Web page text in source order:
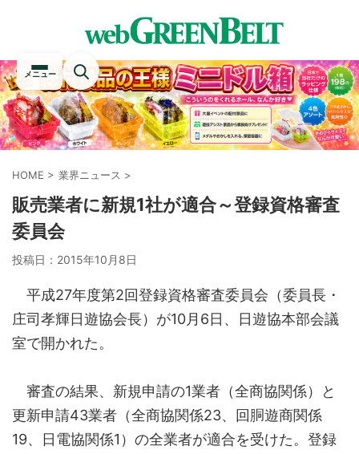
メニュー
HOME > 業界ニュース >
販売業者に新規1社が適合～登録資格審査
委員会
投稿日： 2015年10月8日
平成27年度第2回登録資格審査委員会（委員長・
庄司孝輝日遊協会長）が10月6日、日遊協本部会議
室で開かれた。
審査の結果、新規申請の1業者（全商協関係）と
更新申請43業者（全商協関係23、回胴遊商関係
19、日電協関係1）の全業者が適合を受けた。登録